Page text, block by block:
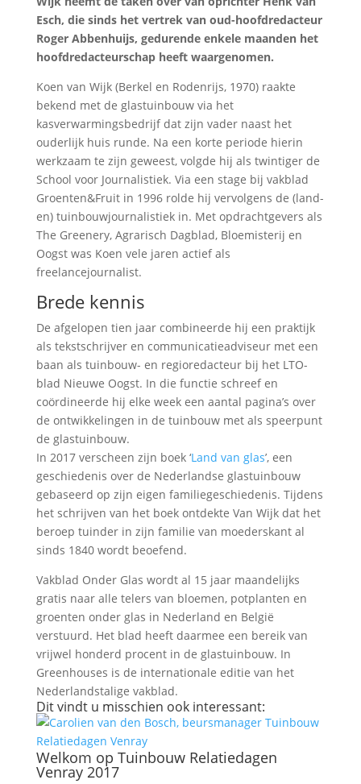
Esch, die sinds het vertrek van oud-hoofdredacteur
Roger Abbenhuijs, gedurende enkele maanden het
hoofdredacteurschap heeft waargenomen.
Koen van Wijk (Berkel en Rodenrijs, 1970) raakte
bekend met de glastuinbouw via het
kasverwarmingsbedrijf dat zijn vader naast het
ouderlijk huis runde. Na een korte periode hierin
werkzaam te zijn geweest, volgde hij als twintiger de
School voor Journalistiek. Via een stage bij vakblad
Groenten&Fruit in 1996 rolde hij vervolgens de (land-
en) tuinbouwjournalistiek in. Met opdrachtgevers als
The Greenery, Agrarisch Dagblad, Bloemisterij en
Oogst was Koen vele jaren actief als
freelancejournalist.
Brede kennis
De afgelopen tien jaar combineerde hij een praktijk
als tekstschrijver en communicatieadviseur met een
baan als tuinbouw- en regioredacteur bij het LTO-
blad Nieuwe Oogst. In die functie schreef en
coördineerde hij elke week een aantal pagina’s over
de ontwikkelingen in de tuinbouw met als speerpunt
de glastuinbouw.
In 2017 verscheen zijn boek ‘Land van glas’, een
geschiedenis over de Nederlandse glastuinbouw
gebaseerd op zijn eigen familiegeschiedenis. Tijdens
het schrijven van het boek ontdekte Van Wijk dat het
beroep tuinder in zijn familie van moederskant al
sinds 1840 wordt beoefend.
Vakblad Onder Glas wordt al 15 jaar maandelijks
gratis naar alle telers van bloemen, potplanten en
groenten onder glas in Nederland en België
verstuurd. Het blad heeft daarmee een bereik van
vrijwel honderd procent in de glastuinbouw. In
Greenhouses is de internationale editie van het
Nederlandstalige vakblad.
Dit vindt u misschien ook interessant:
Welkom op Tuinbouw Relatiedagen
Venray 2017